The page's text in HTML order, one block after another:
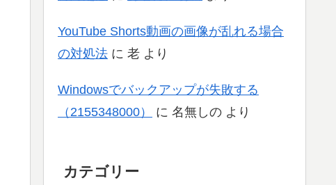
YouTube Shorts動画の画像が乱れる場合
の対処法 に 老 より
Windowsでバックアップが失敗する
（2155348000）
に 名無しの より
カテゴリー